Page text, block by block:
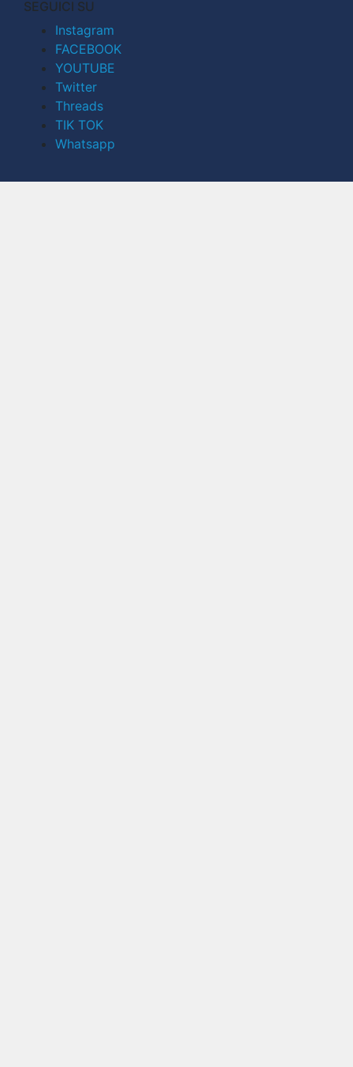
SEGUICI SU
Instagram
FACEBOOK
YOUTUBE
Twitter
Threads
TIK TOK
Whatsapp